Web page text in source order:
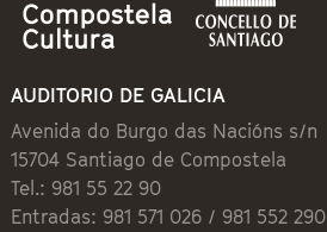
AUDITORIO DE GALICIA
Avenida do Burgo das Nacións s/n
15704 Santiago de Compostela
Tel.: 981 55 22 90
Entradas: 981 571 026 / 981 552 290